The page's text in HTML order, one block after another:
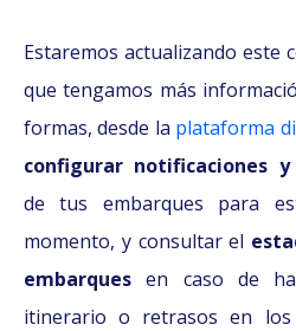
Estaremos actualizando este
que tengamos más
formas, desde la plataforma
configurar notificaciones
de tus embarques para
momento, y consultar el
embarques en caso de
itinerario o retrasos en los